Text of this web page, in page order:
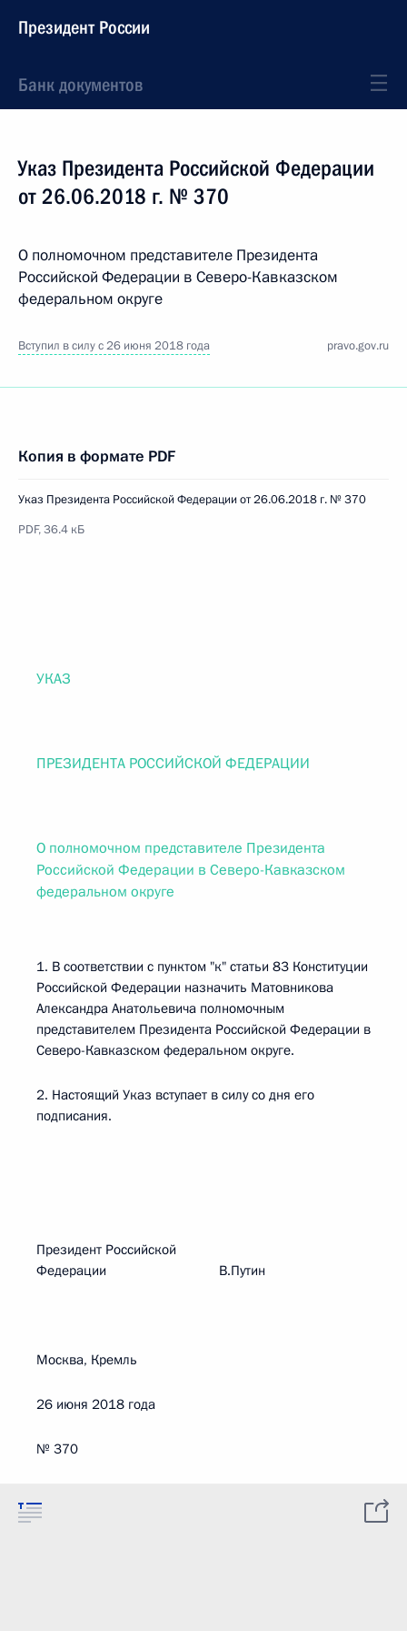
Президент России
Банк документов
Указ Президента Российской Федерации
от 26.06.2018 г. № 370
О полномочном представителе Президента
Российской Федерации в Северо-Кавказском
федеральном округе
Вступил в силу с 26 июня 2018 года pravo.gov.ru
Копия в формате PDF
Указ Президента Российской Федерации от 26.06.2018 г. № 370
PDF, 36.4 кБ
УКАЗ
ПРЕЗИДЕНТА РОССИЙСКОЙ ФЕДЕРАЦИИ
О полномочном представителе Президента
Российской Федерации в Северо-Кавказском
федеральном округе
1. В соответствии с пунктом "к" статьи 83 Конституции
Российской Федерации назначить Матовникова
Александра Анатольевича полномочным
представителем Президента Российской Федерации в
Северо-Кавказском федеральном округе.
2. Настоящий Указ вступает в силу со дня его
подписания.
Президент Российской
Федерации В.Путин
Москва, Кремль
26 июня 2018 года
№ 370